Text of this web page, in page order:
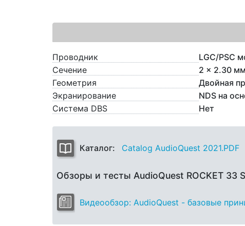
Проводник
LGC/PSC
Сечение
2 x 2.30
Геометрия
Двойная
Экранирование
NDS на
Система DBS
Нет
Каталог: Catalog AudioQuest 2021.PDF
Обзоры и тесты AudioQuest ROCKET 33
Видеообзор: AudioQuest - базовые